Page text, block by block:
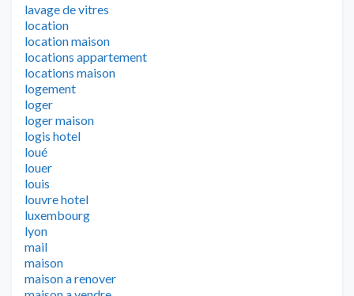
lavage de vitres
location
location maison
locations appartement
locations maison
logement
loger
loger maison
logis hotel
loué
louer
louis
louvre hotel
luxembourg
lyon
mail
maison
maison a renover